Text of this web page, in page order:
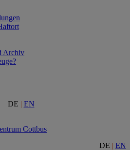
Archiv
DE | EN
DE | EN